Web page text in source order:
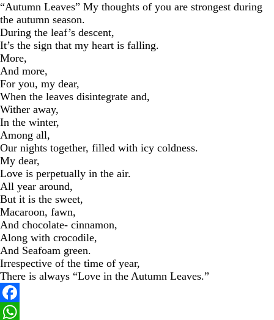
“Autumn Leaves” My thoughts of you are strongest during
the autumn season.
During the leaf’s descent,
It’s the sign that my heart is falling.
More,
And more,
For you, my dear,
When the leaves disintegrate and,
Wither away,
In the winter,
Among all,
Our nights together, filled with icy coldness.
My dear,
Love is perpetually in the air.
All year around,
But it is the sweet,
Macaroon, fawn,
And chocolate- cinnamon,
Along with crocodile,
And Seafoam green.
Irrespective of the time of year,
There is always “Love in the Autumn Leaves.”
Facebook